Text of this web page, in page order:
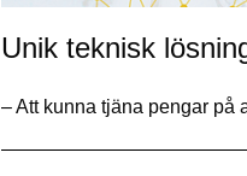
Unik teknisk
– Att kunna tjäna pengar på